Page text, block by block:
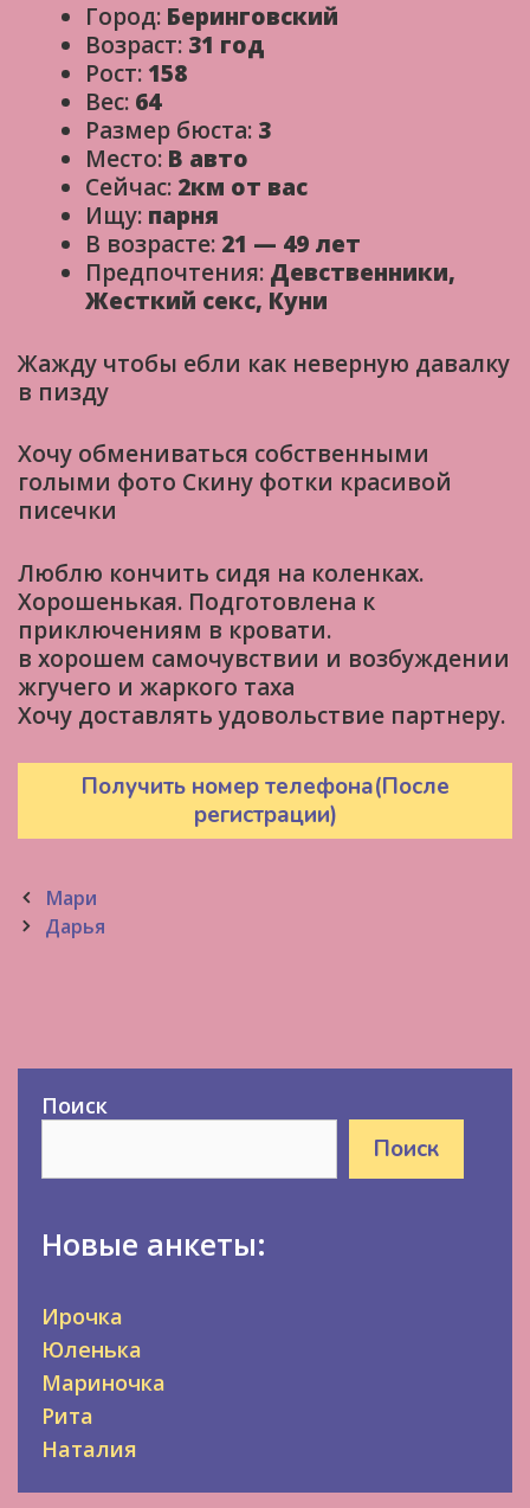
Город: Беринговский
Возраст: 31 год
Рост: 158
Вес: 64
Размер бюста: 3
Место: В авто
Сейчас: 2км от вас
Ищу: парня
В возрасте: 21 — 49 лет
Предпочтения: Девственники,
Жесткий секс, Куни
Жажду чтобы ебли как неверную давалку
в пизду
Хочу обмениваться собственными
голыми фото Скину фотки красивой
писечки
Люблю кончить сидя на коленках.
Хорошенькая. Подготовлена к
приключениям в кровати.
в хорошем самочувствии и возбуждении
жгучего и жаркого таха
Хочу доставлять удовольствие партнеру.
Получить номер телефона(После
регистрации)
Post
navigation
Мари
Дарья
Поиск
Поиск
Новые анкеты:
Ирочка
Юленька
Мариночка
Рита
Наталия